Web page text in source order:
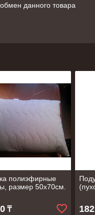
данного товара
полиэфирные
размер 50х70см.
₸